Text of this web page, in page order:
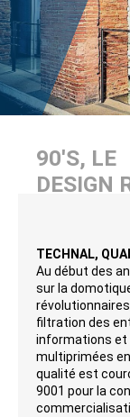
90'S, LE
DESIGN
TECHNAL,
Au début des
sur la
filtration des
informations et
multiprimées
qualité est
9001 pour la